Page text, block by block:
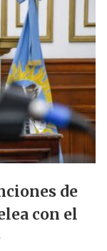
de
con el